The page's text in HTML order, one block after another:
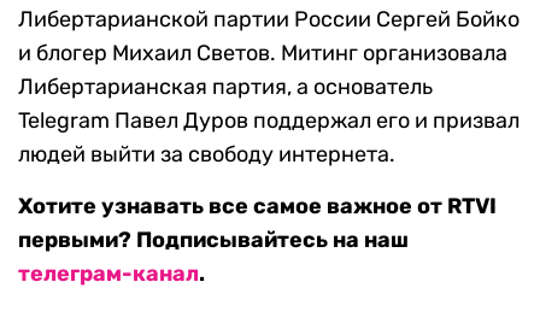
Либертарианской партии России Сергей Бойко
и блогер Михаил Светов. Митинг организовала
Либертарианская партия, а основатель
Telegram Павел Дуров поддержал его и призвал
людей выйти за свободу интернета.
Хотите узнавать все самое важное от RTVI
первыми? Подписывайтесь на наш
телеграм-канал.